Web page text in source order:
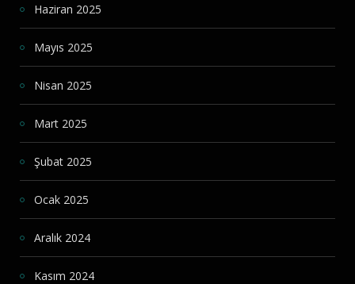
Haziran 2025
Mayıs 2025
Nisan 2025
Mart 2025
Şubat 2025
Ocak 2025
Aralık 2024
Kasım 2024